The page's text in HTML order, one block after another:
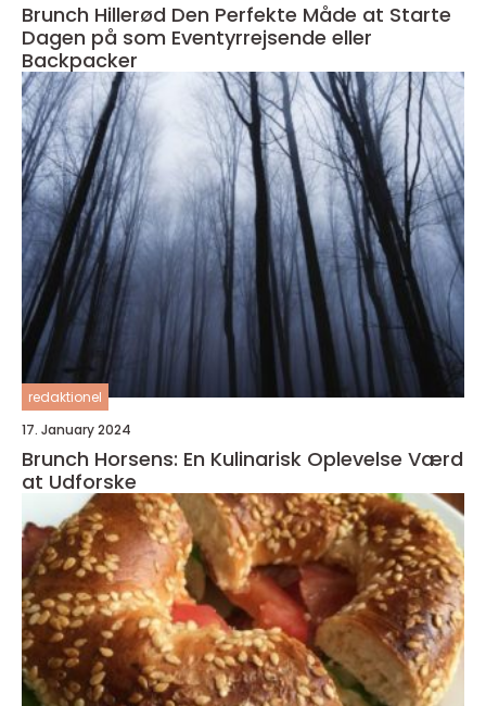
Brunch Hillerød Den Perfekte Måde at Starte
Dagen på som Eventyrrejsende eller
Backpacker
redaktionel
17. January 2024
Brunch Horsens: En Kulinarisk Oplevelse Værd
at Udforske